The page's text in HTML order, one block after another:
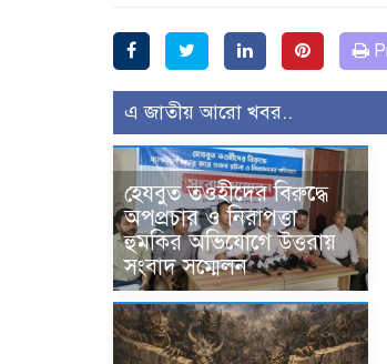
এ জাতীয় আরো খবর..
হেযবুত তওহীদের বিরুদ্ধে
অপপ্রচার ও নিরাপত্তা
হুমকির অভিযোগে উত্তরায়
সংবাদ সম্মেলন